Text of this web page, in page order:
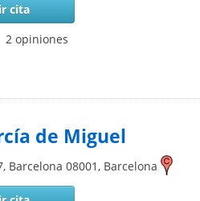
cita
2 opiniones
de Miguel
Barcelona 08001 , Barcelona